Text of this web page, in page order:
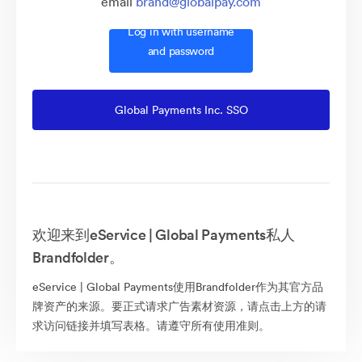
Global Payments Inc. SSO
Log in with username
and password
欢迎来到eService | Global Payments私人
Brandfolder。
eService | Global Payments使用Brandfolder作为其官方品
牌资产的来源。要正式请求广告素材资源，请点击上方的请
求访问链接并填写表格。请遵守所有使用准则。